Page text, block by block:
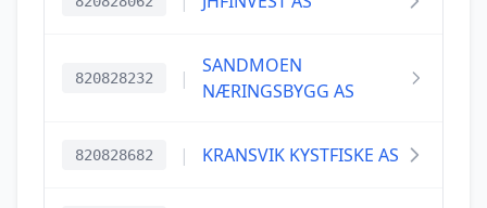
820828232 |
SANDMOEN
NÆRINGSBYGG AS
820828682 | KRANSVIK KYSTFISKE AS